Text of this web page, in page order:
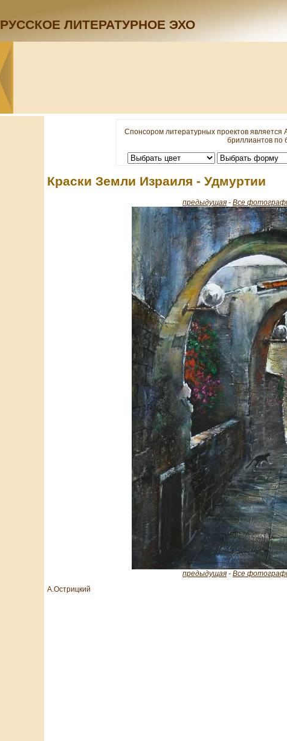
РУССКОЕ ЛИТЕРАТУРНОЕ ЭХО
Спонсором литературных проектов
бриллиантов по
Краски Земли Израиля - Удмуртии
предыдущая - Все
предыдущая - Все
А.Острицкий